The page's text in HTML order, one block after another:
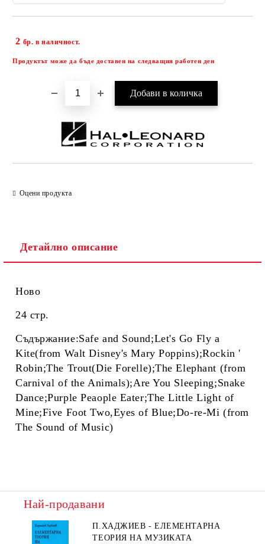
2 бр. в наличност.
Продуктът може да бъде доставен на следващия работен ден
Оцени продукта
Детайлно описание
Ново
24 стр.
Съдържание:Safe and Sound;Let's Go Fly a
Kite(from Walt Disney's Mary Poppins);Rockin '
Robin;The Trout(Die Forelle);The Elephant (from
Carnival of the Animals);Are You Sleeping;Snake
Dance;Purple Peaople Eater;The Little Light of
Mine;Five Foot Two,Eyes of Blue;Do-re-Mi (from
The Sound of Music)
Най-продавани
П.ХАДЖИЕВ - ЕЛЕМЕНТАРНА
ТЕОРИЯ НА МУЗИКАТА